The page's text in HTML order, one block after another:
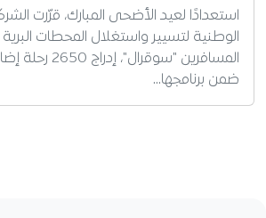
استعدادًا لعيد الأضحى المبارك، قرّرت
الوطنية لتسيير واستغلال المحطات
المسافرين "سوقرال"، إدراج
ضمن برنامجها…